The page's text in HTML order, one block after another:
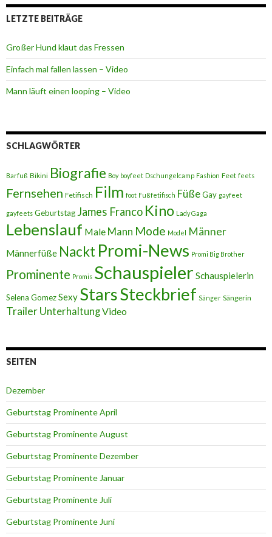
LETZTE BEITRÄGE
Großer Hund klaut das Fressen
Einfach mal fallen lassen – Video
Mann läuft einen looping – Video
SCHLAGWÖRTER
Barfuß Bikini Biografie Boy boyfeet Dschungelcamp Fashion Feet feets
Fernsehen Fetifisch Film foot Fußfetifisch FüßeGay gayfeet
gayfeets Geburtstag James Franco Kino Lady Gaga
Lebenslauf Male Mann Mode Model Männer
Männerfüße Nackt Promi-News Promi Big Brother
Prominente Promis Schauspieler Schauspielerin
Selena GomezSexy StarsSteckbrief Sänger Sängerin
Trailer UnterhaltungVideo
SEITEN
Dezember
Geburtstag Prominente April
Geburtstag Prominente August
Geburtstag Prominente Dezember
Geburtstag Prominente Januar
Geburtstag Prominente Juli
Geburtstag Prominente Juni